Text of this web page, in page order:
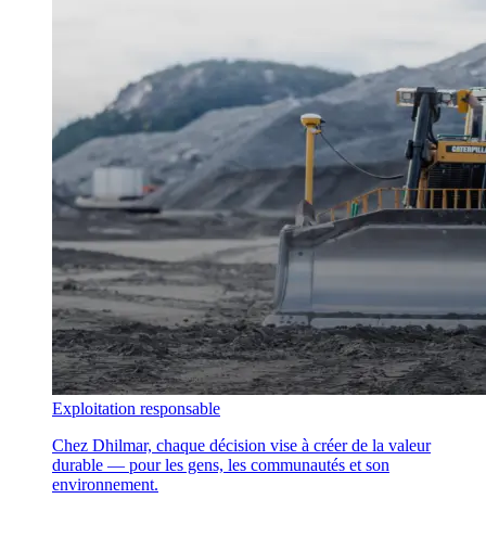
Exploitation responsable
Chez Dhilmar, chaque décision vise à créer de la valeur
durable — pour les gens, les communautés et son
environnement.